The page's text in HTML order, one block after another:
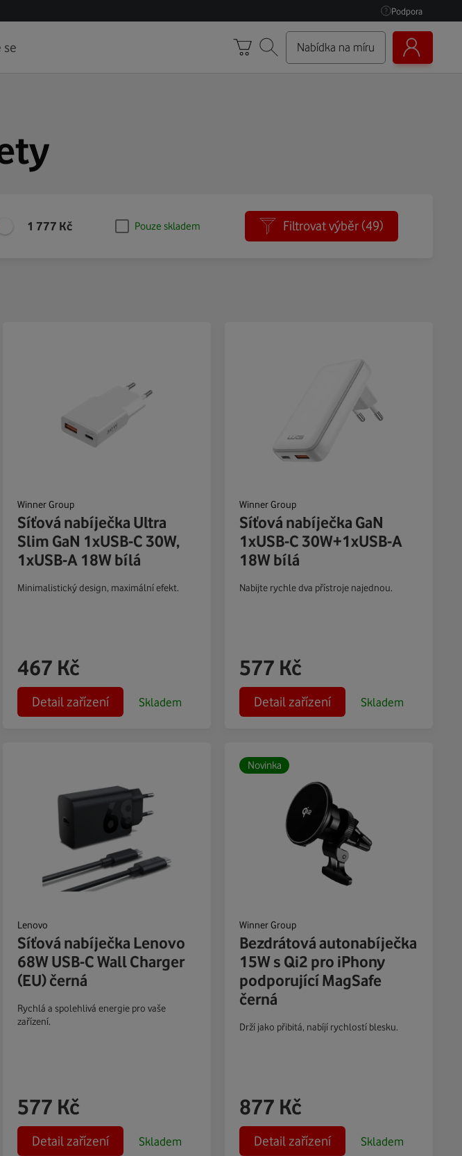
Podpora
se Nabídka na míru
1 777 Kč Pouze skladem Filtrovat výběr (49)
Winner Group
Síťová nabíječka Ultra
Slim GaN 1xUSB-C 30W,
1xUSB-A 18W bílá
Minimalistický design, maximální efekt.
467 Kč
Detail zařízení Skladem
Winner Group
Síťová nabíječka GaN
1xUSB-C 30W+1xUSB-A
18W bílá
Nabijte rychle dva přístroje najednou.
577 Kč
Detail zařízení Skladem
Lenovo
Síťová nabíječka Lenovo
68W USB-C Wall Charger
(EU) černá
Rychlá a spolehlivá energie pro vaše
zařízení.
577 Kč
Detail zařízení Skladem
Novinka
Winner Group
Bezdrátová autonabíječka
15W s Qi2 pro iPhony
podporující MagSafe
černá
Drží jako přibitá, nabíjí rychlostí blesku.
877 Kč
Detail zařízení Skladem